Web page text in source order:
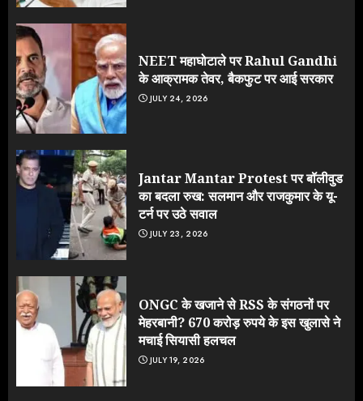
NEET महाघोटाले पर Rahul Gandhi
के आक्रामक तेवर, बैकफुट पर आई सरकार
JULY 24, 2026
Jantar Mantar Protest पर बॉलीवुड
का बदला रुख: सलमान और राजकुमार के यू-
टर्न पर उठे सवाल
JULY 23, 2026
ONGC के खजाने से RSS के संगठनों पर
मेहरबानी? 670 करोड़ रुपये के इस खुलासे ने
मचाई सियासी हलचल
JULY 19, 2026